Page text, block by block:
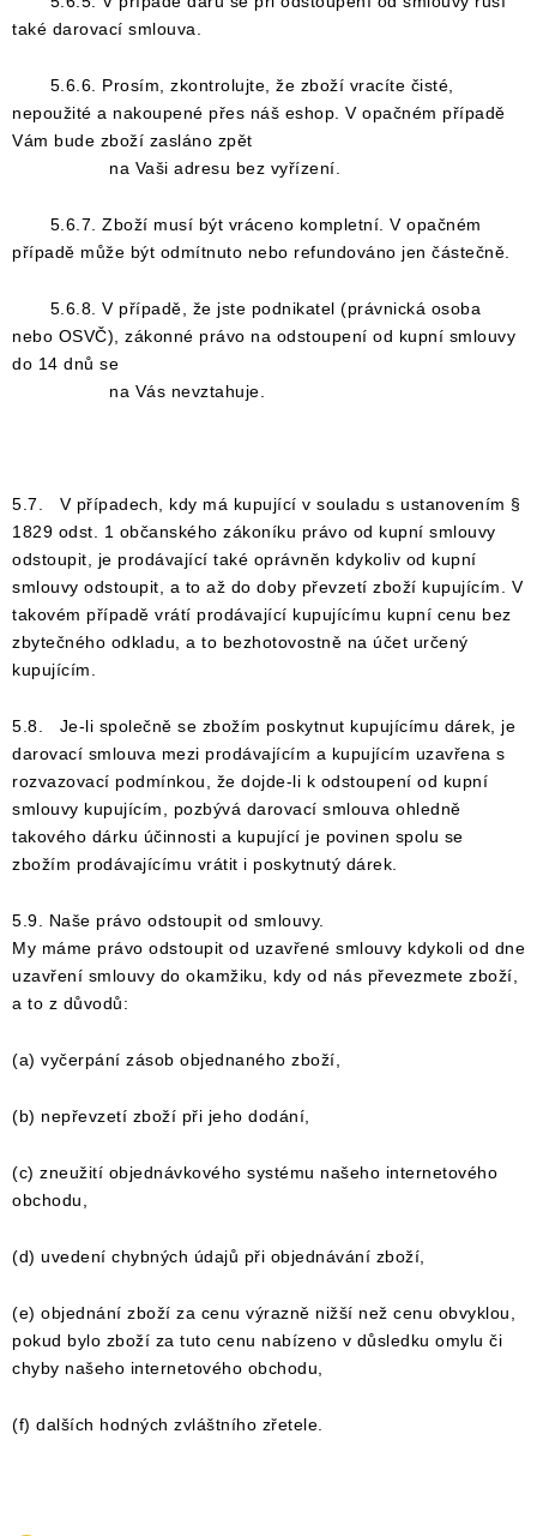
také darovací smlouva.
5.6.6. Prosím, zkontrolujte, že zboží vracíte čisté,
nepoužité a nakoupené přes náš eshop. V opačném případě
Vám bude zboží zasláno zpět
na Vaši adresu bez vyřízení.
5.6.7. Zboží musí být vráceno kompletní. V opačném
případě může být odmítnuto nebo refundováno jen částečně.
5.6.8. V případě, že jste podnikatel (právnická osoba
nebo OSVČ), zákonné právo na odstoupení od kupní smlouvy
do 14 dnů se
na Vás nevztahuje.
5.7. V případech, kdy má kupující v souladu s ustanovením §
1829 odst. 1 občanského zákoníku právo od kupní smlouvy
odstoupit, je prodávající také oprávněn kdykoliv od kupní
smlouvy odstoupit, a to až do doby převzetí zboží kupujícím. V
takovém případě vrátí prodávající kupujícímu kupní cenu bez
zbytečného odkladu, a to bezhotovostně na účet určený
kupujícím.
5.8. Je-li společně se zbožím poskytnut kupujícímu dárek, je
darovací smlouva mezi prodávajícím a kupujícím uzavřena s
rozvazovací podmínkou, že dojde-li k odstoupení od kupní
smlouvy kupujícím, pozbývá darovací smlouva ohledně
takového dárku účinnosti a kupující je povinen spolu se
zbožím prodávajícímu vrátit i poskytnutý dárek.
5.9. Naše právo odstoupit od smlouvy.
My máme právo odstoupit od uzavřené smlouvy kdykoli od dne
uzavření smlouvy do okamžiku, kdy od nás převezmete zboží,
a to z důvodů:
(a) vyčerpání zásob objednaného zboží,
(b) nepřevzetí zboží při jeho dodání,
(c) zneužití objednávkového systému našeho internetového
obchodu,
(d) uvedení chybných údajů při objednávání zboží,
(e) objednání zboží za cenu výrazně nižší než cenu obvyklou,
pokud bylo zboží za tuto cenu nabízeno v důsledku omylu či
chyby našeho internetového obchodu,
(f) dalších hodných zvláštního zřetele.